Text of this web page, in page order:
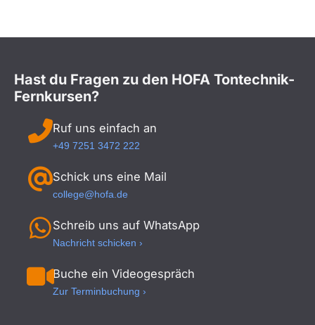
Hast du Fragen zu den HOFA Tontechnik-
Fernkursen?
Ruf uns einfach an
+49 7251 3472 222
Schick uns eine Mail
college@hofa.de
Schreib uns auf WhatsApp
Nachricht schicken ›
Buche ein Videogespräch
Zur Terminbuchung ›